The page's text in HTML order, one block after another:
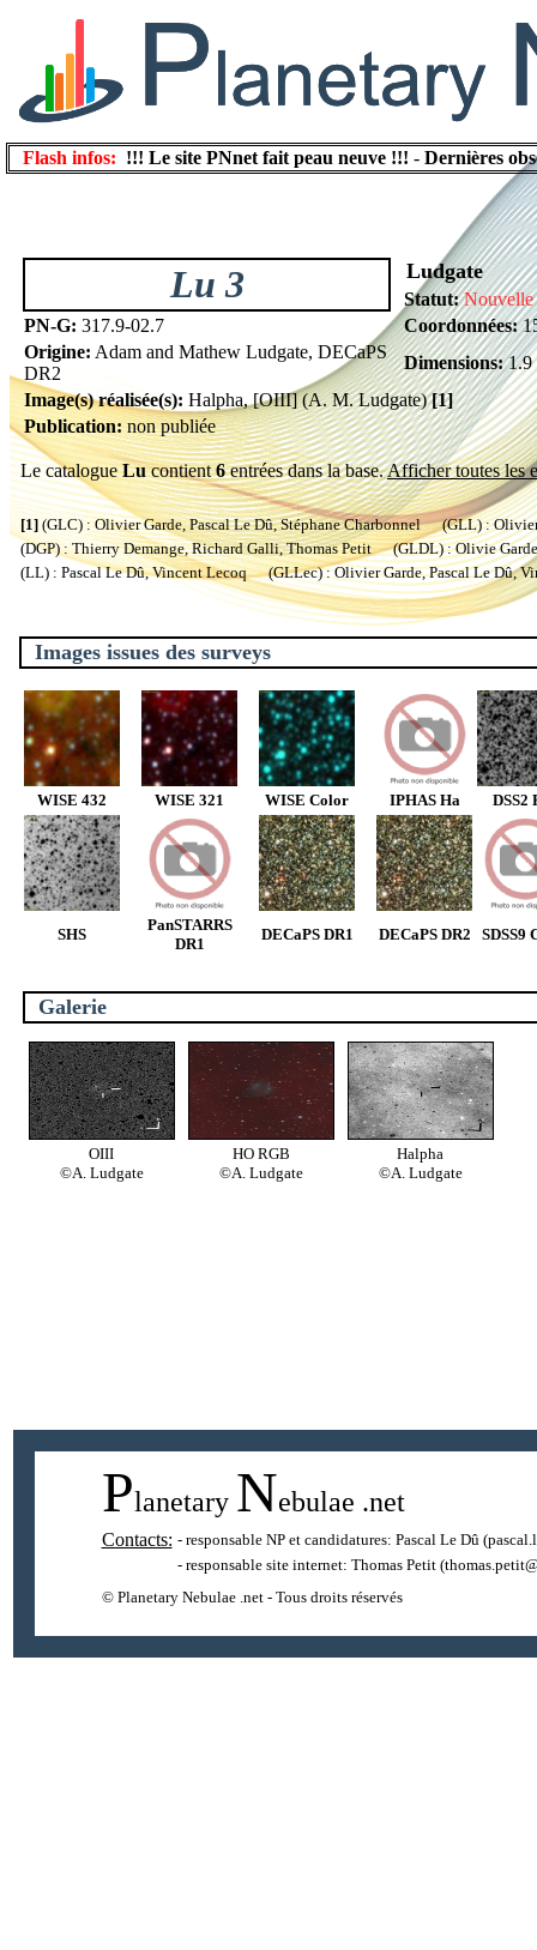
Flash infos: !!! Le site PNnet fait peau neuve !!! - Dernières
Lu 3 Ludgate
Statut: Nouvelle
PN-G: 317.9-02.7 Coordonnées:
Origine: Adam and Mathew Ludgate, DECaPS
DR2
Dimensions:1.9
Image(s) réalisée(s): Halpha, [OIII] (A. M. Ludgate)[1]
Publication:non publiée
Le catalogueLucontient6entrées dans la base.Afficher toutes les
[1](GLC) : Olivier Garde, Pascal Le Dû, Stéphane Charbonnel (GLL) :
(DGP) : Thierry Demange, Richard Galli, Thomas Petit (GLDL) : Olivie
(LL) : Pascal Le Dû, Vincent Lecoq (GLLec) : Olivier Garde, Pascal Le Dû,
Images issues des surveys
WISE 432 WISE 321 WISE Color IPHAS Ha DSS2
SHS
PanSTARRS
DR1
DECaPS DR1 DECaPS DR2 SDSS9
Galerie
OIII
©A. Ludgate
HO RGB
©A. Ludgate
Halpha
©A. Ludgate
Planetary Nebulae .net
Contacts: - responsable NP et candidatures: Pascal Le Dû
- responsable site internet: Thomas Petit
© Planetary Nebulae .net - Tous droits réservés